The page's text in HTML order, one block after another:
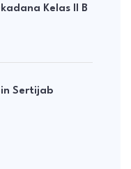
Kelas II B
Sertijab